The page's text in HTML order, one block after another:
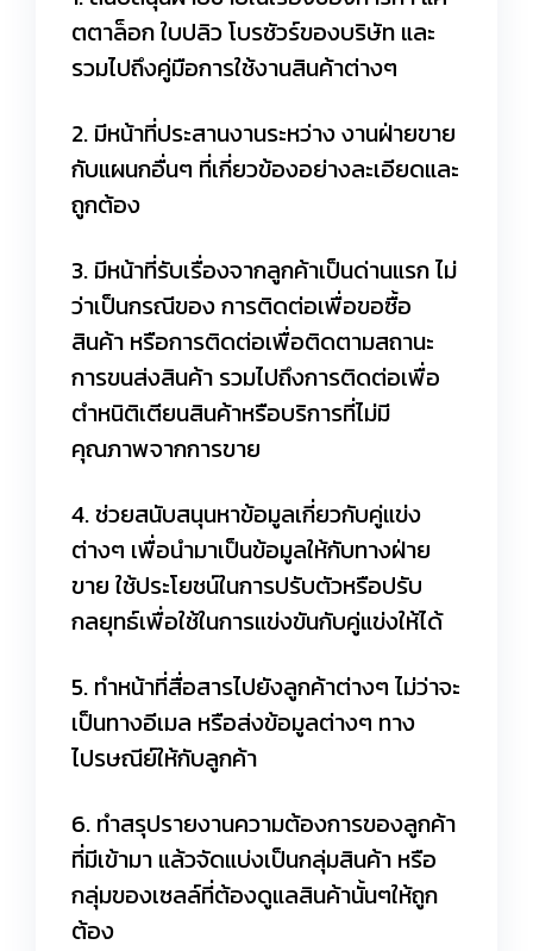
ตตาล็อก ใบปลิว โบรชัวร์ของบริษัท และ
รวมไปถึงคู่มือการใช้งานสินค้าต่างๆ
2. มีหน้าที่ประสานงานระหว่าง งานฝ่ายขาย
กับแผนกอื่นๆ ที่เกี่ยวข้องอย่างละเอียดและ
ถูกต้อง
3. มีหน้าที่รับเรื่องจากลูกค้าเป็นด่านแรก ไม่
ว่าเป็นกรณีของ การติดต่อเพื่อขอซื้อ
สินค้า หรือการติดต่อเพื่อติดตามสถานะ
การขนส่งสินค้า รวมไปถึงการติดต่อเพื่อ
ตำหนิติเตียนสินค้าหรือบริการที่ไม่มี
คุณภาพจากการขาย
4. ช่วยสนับสนุนหาข้อมูลเกี่ยวกับคู่แข่ง
ต่างๆ เพื่อนำมาเป็นข้อมูลให้กับทางฝ่าย
ขาย ใช้ประโยชน์ในการปรับตัวหรือปรับ
กลยุทธ์เพื่อใช้ในการแข่งขันกับคู่แข่งให้ได้
5. ทำหน้าที่สื่อสารไปยังลูกค้าต่างๆ ไม่ว่าจะ
เป็นทางอีเมล หรือส่งข้อมูลต่างๆ ทาง
ไปรษณีย์ให้กับลูกค้า
6. ทำสรุปรายงานความต้องการของลูกค้า
ที่มีเข้ามา แล้วจัดแบ่งเป็นกลุ่มสินค้า หรือ
กลุ่มของเซลล์ที่ต้องดูแลสินค้านั้นๆให้ถูก
ต้อง